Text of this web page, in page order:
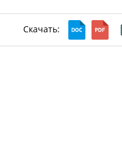
Скачать: